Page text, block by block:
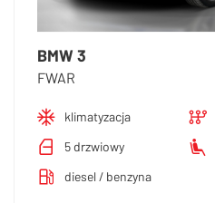
BMW 3
FWAR
klimatyzacja
5 drzwiowy
diesel / benzyna